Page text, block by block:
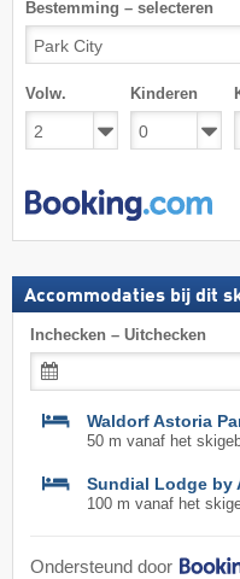
Bestemming – selecteren
Volw. Kinderen
Accommodaties bij dit
Inchecken – Uitchecken
Waldorf Astoria
50 m vanaf het
Sundial Lodge by
100 m vanaf het
Ondersteund door